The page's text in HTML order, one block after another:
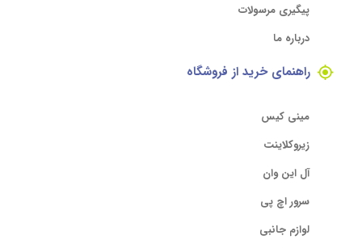
پیگیری مرسولات
درباره ما
راهنمای خرید از فروشگاه
مینی کیس
زیروکلاینت
آل این وان
سرور اچ پی
لوازم جانبی